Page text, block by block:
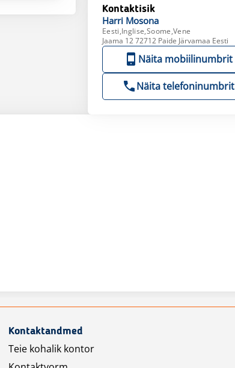
Kontaktisik
Harri Mosona
Eesti,Inglise,Soome,Vene
Jaama 12 72712 Paide Järvamaa Eesti
Näita mobiilinumbrit
Näita telefoninumbrit
Kontaktandmed
Teie kohalik kontor